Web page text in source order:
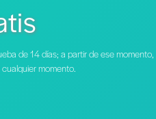
de 14 días; a partir de ese momento,
momento.